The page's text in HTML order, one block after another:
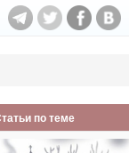
по теме